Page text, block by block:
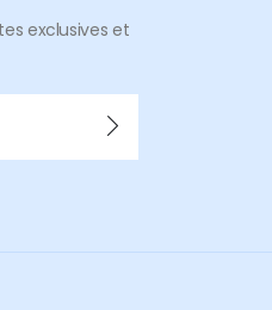
exclusives et